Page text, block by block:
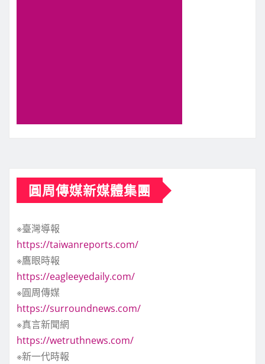
圓周傳媒新媒體集團
※臺灣導報
https://taiwanreports.com/
※鷹眼時報
https://eagleeyedaily.com/
※圓周傳媒
https://surroundnews.com/
※真言新聞網
https://wetruthnews.com/
※新一代時報